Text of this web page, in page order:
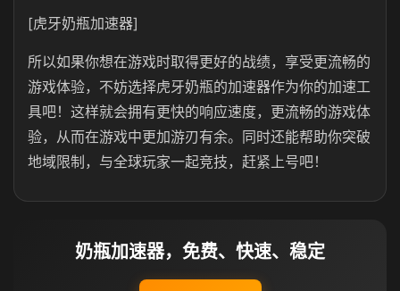
[虎牙奶瓶加速器]
所以如果你想在游戏时取得更好的战绩，享受更流畅的
游戏体验，不妨选择虎牙奶瓶的加速器作为你的加速工
具吧！这样就会拥有更快的响应速度，更流畅的游戏体
验，从而在游戏中更加游刃有余。同时还能帮助你突破
地域限制，与全球玩家一起竞技，赶紧上号吧！
奶瓶加速器，免费、快速、稳定